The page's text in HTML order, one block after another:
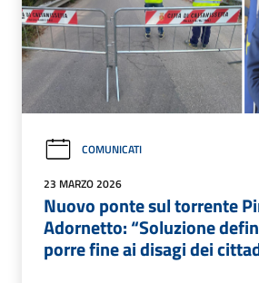
COMUNICATI
23 MARZO 2026
Nuovo ponte sul torrente
Adornetto: “Soluzione
porre fine ai disagi dei